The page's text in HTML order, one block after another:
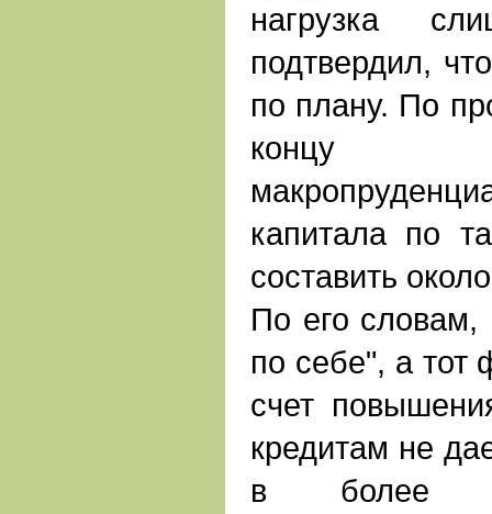
нагрузка
подтвердил,
по плану. По
концу
капитала по
составить
По его
по себе", а тот
счет
кредитам не
в более